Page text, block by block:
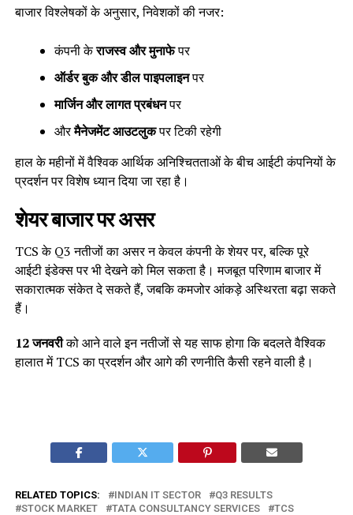
बाजार विश्लेषकों के अनुसार, निवेशकों की नजर:
कंपनी केराजस्व और मुनाफेपर
ऑर्डर बुक और डील पाइपलाइनपर
मार्जिन और लागत प्रबंधनपर
औरमैनेजमेंट आउटलुकपर टिकी रहेगी
हाल के महीनों में वैश्विक आर्थिक अनिश्चितताओं के बीच आईटी कंपनियों के
प्रदर्शन पर विशेष ध्यान दिया जा रहा है।
शेयर बाजार पर असर
TCS के Q3 नतीजों का असर न केवल कंपनी के शेयर पर, बल्कि पूरे
आईटी इंडेक्स पर भी देखने को मिल सकता है। मजबूत परिणाम बाजार में
सकारात्मक संकेत दे सकते हैं, जबकि कमजोर आंकड़े अस्थिरता बढ़ा सकते
हैं।
12 जनवरीको आने वाले इन नतीजों से यह साफ होगा कि बदलते वैश्विक
हालात में TCS का प्रदर्शन और आगे की रणनीति कैसी रहने वाली है।
RELATED TOPICS: INDIAN IT SECTOR
Q3 RESULTS
STOCK MARKET
TATA CONSULTANCY SERVICES TCS